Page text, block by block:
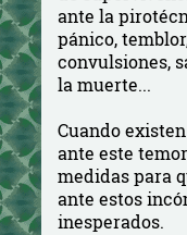
ante la
pánico,
convulsiones,
la muerte...
Cuando
ante este
medidas para
ante estos
inesperados.